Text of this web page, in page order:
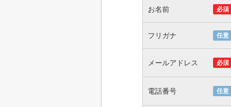
お名前 必須
フリガナ 任意
メールアドレス 必須
電話番号 任意